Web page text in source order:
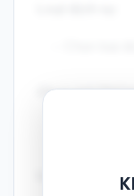
Chọn gói (Số
Link